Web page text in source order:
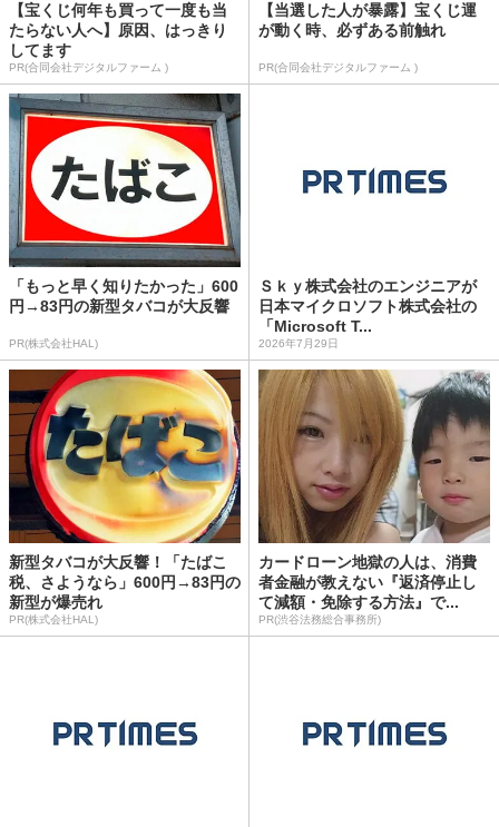
【宝くじ何年も買って一度も当
たらない人へ】原因、はっきり
してます
PR(合同会社デジタルファーム )
【当選した人が暴露】宝くじ運
が動く時、必ずある前触れ
PR(合同会社デジタルファーム )
「もっと早く知りたかった」600
円→83円の新型タバコが大反響
PR(株式会社HAL)
Ｓｋｙ株式会社のエンジニアが
日本マイクロソフト株式会社の
「Microsoft T...
2026年7月29日
新型タバコが大反響！「たばこ
税、さようなら」600円→83円の
新型が爆売れ
PR(株式会社HAL)
カードローン地獄の人は、消費
者金融が教えない『返済停止し
て減額・免除する方法』で...
PR(渋谷法務総合事務所)